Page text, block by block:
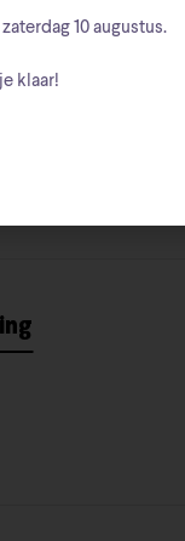
Categorieën:
Tags:6005981
10 augustus.
klaar!